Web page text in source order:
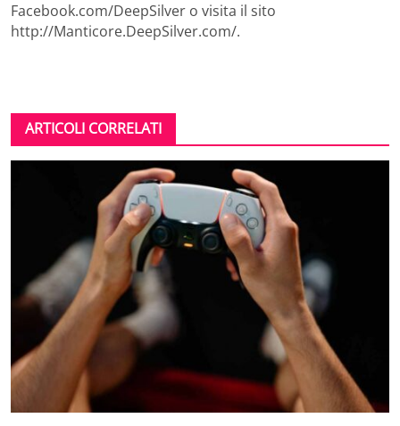
Facebook.com/DeepSilver o visita il sito
http://Manticore.DeepSilver.com/.
ARTICOLI CORRELATI